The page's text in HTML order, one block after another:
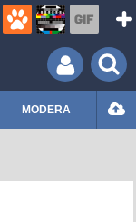
MODERA